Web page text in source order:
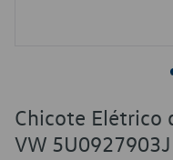
Chicote Elétrico
VW 5U0927903J